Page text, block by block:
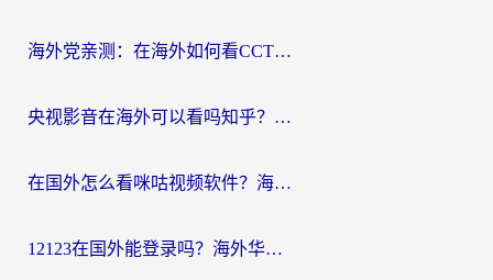
海外党亲测：在海外如何看CCTV？告别“仅限大陆播放”的实用指南
央视影音在海外可以看吗知乎？留学生亲测：3步解决地域限制+追剧自由
在国外怎么看咪咕视频软件？海外党亲测有效的回国加速方案
12123在国外能登录吗？海外华人必看的回国加速实用指南